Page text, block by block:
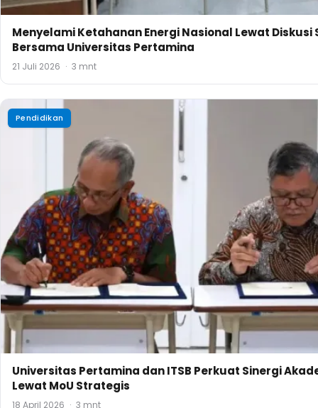
Menyelami Ketahanan Energi Nasional Lewat
Bersama Universitas Pertamina
21 Juli 2026 · 3 mnt
Pendidikan
Universitas Pertamina dan ITSB Perkuat Sinergi
Lewat MoU Strategis
18 April 2026 · 3 mnt